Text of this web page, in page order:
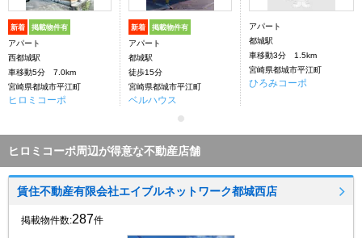
新着 掲載物件有
アパート
西都城駅
車移動5分 7.0km
宮崎県都城市平江町
ヒロミコーポ
新着 掲載物件有
アパート
都城駅
徒歩15分
宮崎県都城市平江町
ベルハウス
アパート
都城駅
車移動3分 1.5km
宮崎県都城市平江町
ひろみコーポ
ヒロミコーポ周辺が得意な不動産店舗
賃住不動産有限会社エイブルネットワーク都城西店
掲載物件数:287件